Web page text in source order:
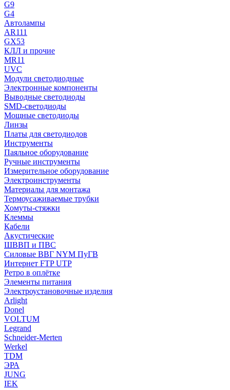
G9
G4
Автолампы
AR111
GX53
КЛЛ и прочие
MR11
UVC
Модули светодиодные
Электронные компоненты
Выводные светодиоды
SMD-светодиоды
Мощные светодиоды
Линзы
Платы для светодиодов
Инструменты
Паяльное оборудование
Ручные инструменты
Измерительное оборудование
Электроинструменты
Материалы для монтажа
Термоусаживаемые трубки
Хомуты-стяжки
Клеммы
Кабели
Акустические
ШВВП и ПВС
Силовые ВВГ NYM ПуГВ
Интернет FTP UTP
Ретро в оплётке
Элементы питания
Электроустановочные изделия
Arlight
Donel
VOLTUM
Legrand
Schneider-Merten
Werkel
TDM
ЭРА
JUNG
IEK